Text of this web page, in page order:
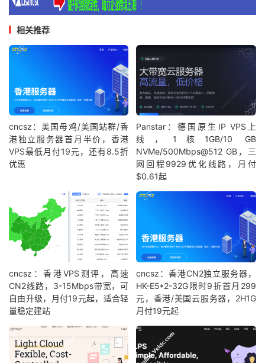
相关推荐
cncsz：美国母鸡/美国站群/香
港独立服务器首月半价，香港
VPS最低月付19元，还有8.5折
优惠
Panstar：德国原生IP VPS上
线，1核1GB/10 GB
NVMe/500Mbps@512 GB，三
网回程9929优化线路，月付
$0.61起
cncsz：香港VPS测评，高速
CN2线路，3-15Mbps带宽，可
自由升级，月付19元起，适合轻
量稳定建站
cncsz：香港CN2独立服务器，
HK-E5*2-32G限时9折首月299
元，香港/美国云服务器，2H1G
月付19元起